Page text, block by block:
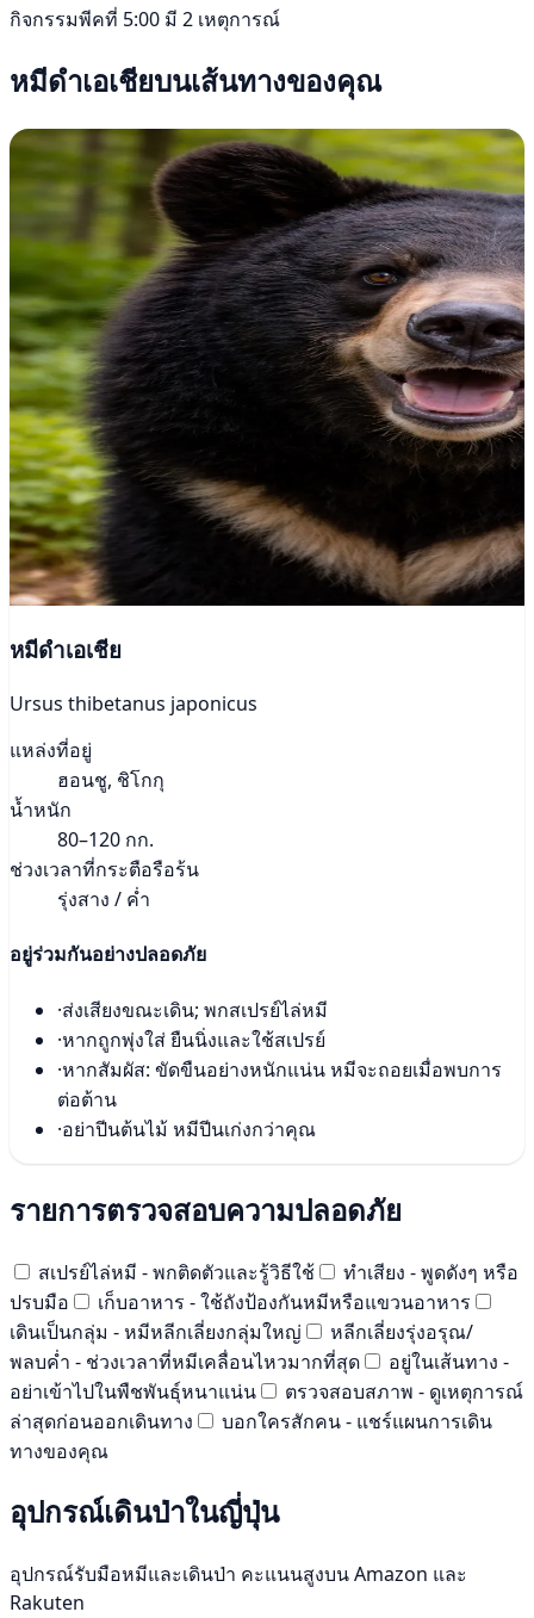
กิจกรรมพีคที่ 5:00 มี 2 เหตุการณ์
หมีดำเอเชียบนเส้นทางของคุณ
หมีดำเอเชีย
Ursus thibetanus japonicus
แหล่งที่อยู่
ฮอนชู, ชิโกกุ
น้ำหนัก
80–120 กก.
ช่วงเวลาที่กระตือรือร้น
รุ่งสาง / ค่ำ
อยู่ร่วมกันอย่างปลอดภัย
·ส่งเสียงขณะเดิน; พกสเปรย์ไล่หมี
·หากถูกพุ่งใส่ ยืนนิ่งและใช้สเปรย์
·หากสัมผัส: ขัดขืนอย่างหนักแน่น หมีจะถอยเมื่อพบการ
ต่อต้าน
·อย่าปีนต้นไม้ หมีปีนเก่งกว่าคุณ
รายการตรวจสอบความปลอดภัย
สเปรย์ไล่หมี - พกติดตัวและรู้วิธีใช้
ทำเสียง - พูดดังๆ หรือ
ปรบมือ
เก็บอาหาร - ใช้ถังป้องกันหมีหรือแขวนอาหาร
เดินเป็นกลุ่ม - หมีหลีกเลี่ยงกลุ่มใหญ่
หลีกเลี่ยงรุ่งอรุณ/
พลบค่ำ - ช่วงเวลาที่หมีเคลื่อนไหวมากที่สุด
อยู่ในเส้นทาง -
อย่าเข้าไปในพืชพันธุ์หนาแน่น
ตรวจสอบสภาพ - ดูเหตุการณ์
ล่าสุดก่อนออกเดินทาง
บอกใครสักคน - แชร์แผนการเดิน
ทางของคุณ
อุปกรณ์เดินป่าในญี่ปุ่น
อุปกรณ์รับมือหมีและเดินป่า คะแนนสูงบน Amazon และ
Rakuten